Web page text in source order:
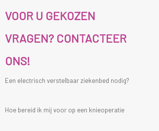
VOOR U GEKOZEN
VRAGEN? CONTACTEER
ONS!
Een electrisch verstelbaar ziekenbed nodig?
Hoe bereid ik mij voor op een knieoperatie